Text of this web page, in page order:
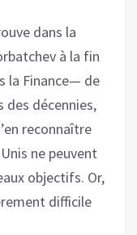
dans la
à la fin
la Finance— de
des décennies,
reconnaître
ne peuvent
objectifs. Or,
difficile